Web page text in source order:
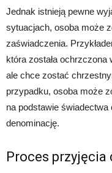
Jednak istnieją pewne
sytuacjach, osoba może
zaświadczenia.
która została
ale chce zostać
przypadku, osoba może
na podstawie
denominację.
Proces przyjęcia